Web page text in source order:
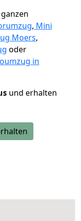
, Mini
Moers,
oder
in
und erhalten